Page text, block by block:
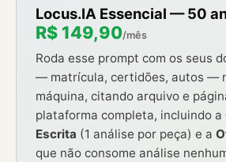
Locus.IA Essencial — 50
R$ 149,90/mês
Roda esse prompt com os seus
— matrícula, certidões, autos —
máquina, citando arquivo e
plataforma completa, incluindo a
Escrita (1 análise por peça) e a
que não consome análise